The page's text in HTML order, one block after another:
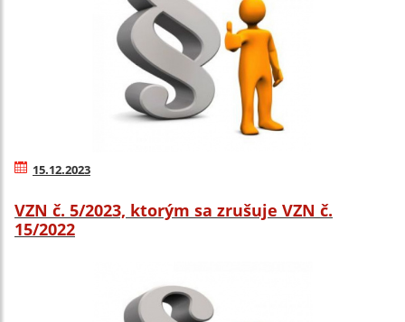
15.12.2023
VZN č. 5/2023, ktorým sa zrušuje VZN č.
15/2022